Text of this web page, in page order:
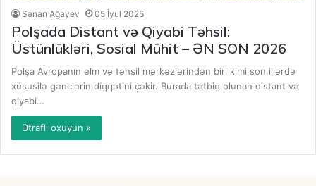
Sənan Ağayev 05 İyul 2025
Polşada Distant və Qiyabi Təhsil:
Üstünlükləri, Sosial Mühit – ƏN SON 2026
Polşa Avropanın elm və təhsil mərkəzlərindən biri kimi son illərdə
xüsusilə gənclərin diqqətini çəkir. Burada tətbiq olunan distant və
qiyabi…
Ətraflı oxuyun »